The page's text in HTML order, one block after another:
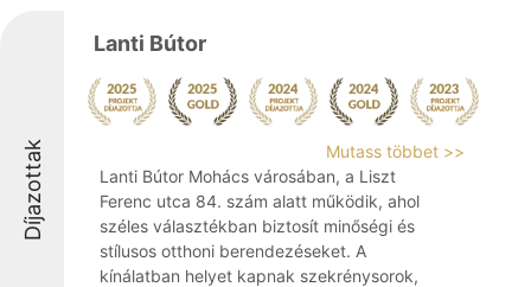
Díjazottak
Lanti Bútor
Mutass többet >>
Lanti Bútor Mohács városában, a Liszt
Ferenc utca 84. szám alatt működik, ahol
széles választékban biztosít minőségi és
stílusos otthoni berendezéseket. A
kínálatban helyet kapnak szekrénysorok,